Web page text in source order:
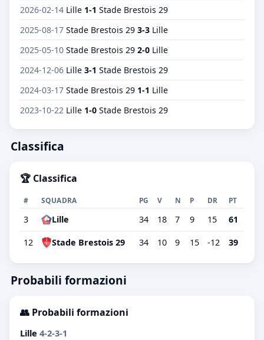
2026-02-14 Lille 1-1 Stade Brestois 29
2025-08-17 Stade Brestois 29 3-3 Lille
2025-05-10 Stade Brestois 29 2-0 Lille
2024-12-06 Lille 3-1 Stade Brestois 29
2024-03-17 Stade Brestois 29 1-1 Lille
2023-10-22 Lille 1-0 Stade Brestois 29
Classifica
🏆 Classifica
# SQUADRA PG V N P DR PT
3 Lille 34 18 7 9 15 61
12 Stade Brestois 29 34 10 9 15 -12 39
Probabili formazioni
👥 Probabili formazioni
Lille 4-2-3-1